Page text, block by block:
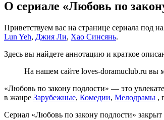
О сериале «Любовь по
Приветствуем вас на странице сериала под
Lun Yeh, Джия Ли, Хао Синсянь.
Здесь вы найдете аннотацию и краткое
На нашем сайте loves-doramuclub.ru вы
«Любовь по закону подлости» — это
в жанре Зарубежные, Комедии, Мелодрамы ,
Сериал «Любовь по закону подлости» закрыт